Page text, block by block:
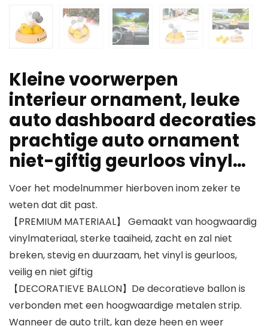
Kleine voorwerpen
interieur ornament, leuke
auto dashboard decoraties
prachtige auto ornament
niet-giftig geurloos vinyl…
Voer het modelnummer hierboven inom zeker te
weten dat dit past.
【PREMIUM MATERIAAL】 Gemaakt van hoogwaardig
vinylmateriaal, sterke taaiheid, zacht en zal niet
breken, stevig en duurzaam, het vinyl is geurloos,
veilig en niet giftig
【DECORATIEVE BALLON】De decoratieve ballon is
verbonden met een hoogwaardige metalen strip.
Wanneer de auto trilt, kan deze heen en weer